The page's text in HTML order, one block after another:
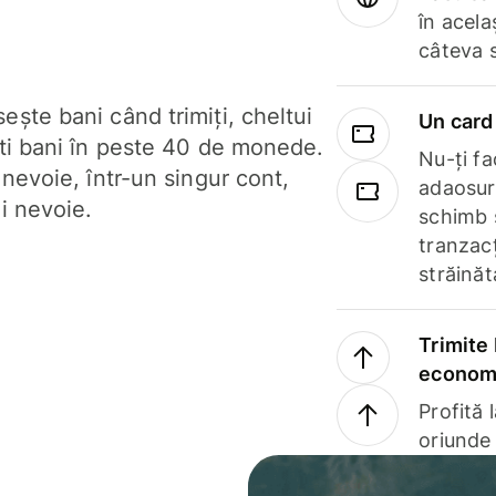
bani când trimiți, cheltui
bani în peste 40 de monede.
într-un singur cont,
nevoie.
în
câteva
Un
Nu-ți
schimb
Trimite
Profită